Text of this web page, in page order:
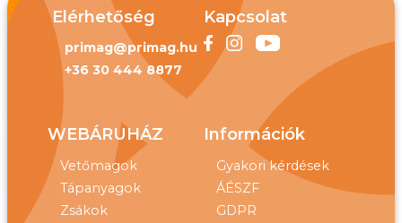
Elérhetőség
primag@primag.hu
+36 30 444 8877
Kapcsolat
WEBÁRUHÁZ
Vetőmagok
Tápanyagok
Zsákok
Információk
Gyakori kérdések
ÁÉSZF
GDPR